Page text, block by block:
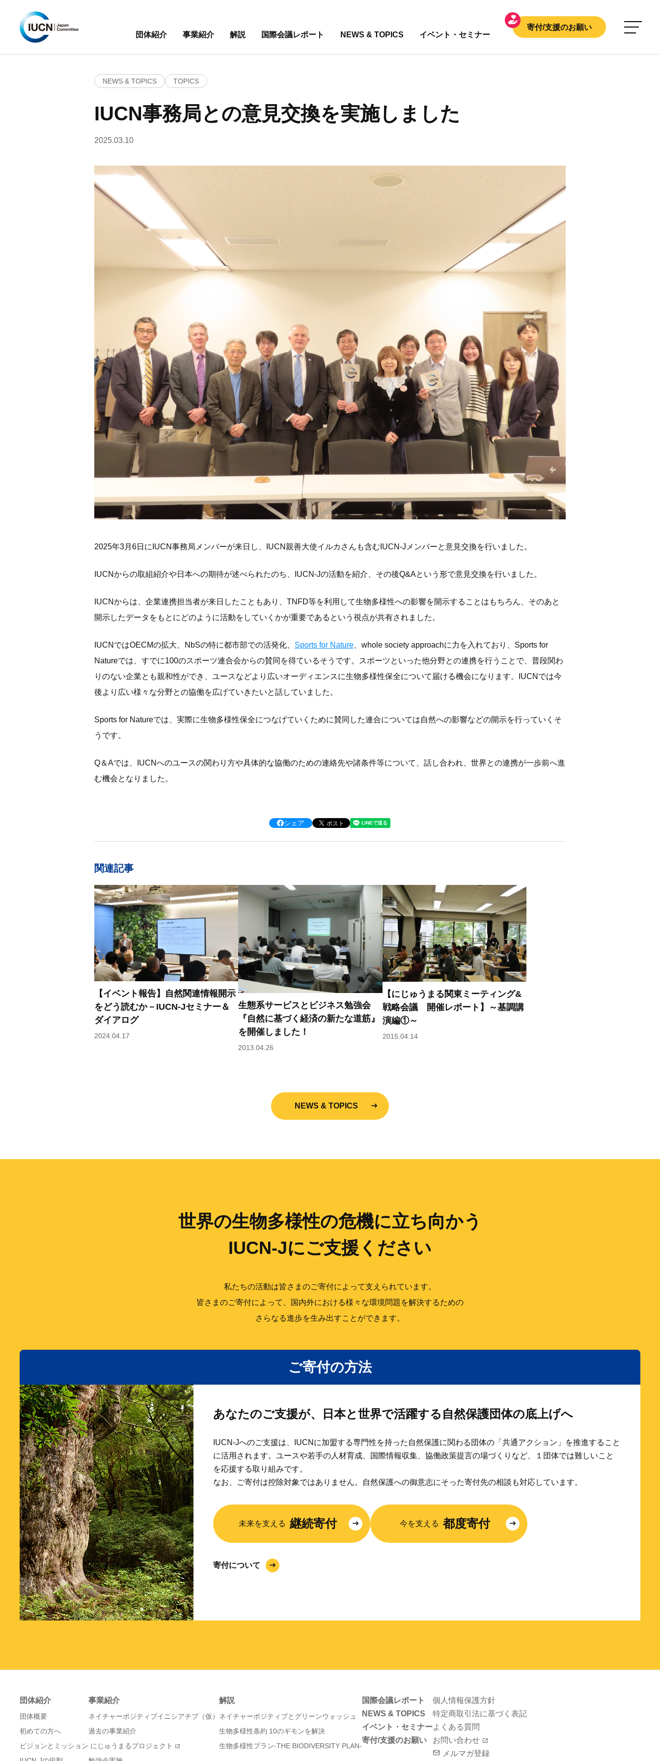
寄付/支援のお願い
団体紹介
事業紹介 解説 国際会議レポート NEWS & TOPICS イベント・セミナー
NEWS & TOPICS TOPICS
IUCN事務局との意見交換を実施しました
2025.03.10
2025年3月6日にIUCN事務局メンバーが来日し、IUCN親善大使イルカさんも含むIUCN-Jメンバーと意見交換を行いました。
IUCNからの取組紹介や日本への期待が述べられたのち、IUCN-Jの活動を紹介、その後Q&Aという形で意見交換を行いました。
IUCNからは、企業連携担当者が来日したこともあり、 TNFD等を利用して生物多様性への影響を開示することはもちろん、そのあと
開示したデータをもとにどのように活動をしていくかが重要であるという視点が共有されました。
IUCNではOECMの拡大、NbSの特に都市部での活発化、 Sports for Nature 、whole society approachに力を入れており、 Sports for
Natureでは、すでに100のスポーツ連合会からの賛同を得ているそうです。スポーツといった他分野との連携を行うことで、普段関わ
りのない企業とも親和性ができ、 ユースなどより広いオーディエンスに生物多様性保全について届ける機会になります。IUCNでは今
後より広い様々な分野との協働を広げていきたいと話していました。
Sports for Natureでは、実際に生物多様性保全につなげていくために賛同した連合については自然への影響などの開示を行っていくそ
うです。
Q＆Aでは、IUCNへのユースの関わり方や具体的な協働のための連絡先や諸条件等について、話し合われ、世界との連携が一歩前へ進
む機会となりました。
シェア
関連記事
【イベント報告】自然関連情報開示
をどう読むか－IUCN-Jセミナー＆
ダイアログ
2024.04.17
生態系サービスとビジネス勉強会
『自然に基づく経済の新たな道筋』
を開催しました！
2013.04.26
【にじゅうまる関東ミーティング&
戦略会議 開催レポート】～基調講
演編①～
2015.04.14
NEWS & TOPICS
世界の生物多様性の危機に立ち向かう
IUCN-Jにご支援ください
私たちの活動は皆さまのご寄付によって支えられています。
皆さまのご寄付によって、国内外における様々な環境問題を解決するための
さらなる進歩を生み出すことができます。
ご寄付の方法
あなたのご支援が、日本と世界で活躍する自然保護団体の底上げへ
IUCN-Jへのご支援は、IUCNに加盟する専門性を持った自然保護に関わる団体の「共通アクション」を推進すること
に活用されます。ユースや若手の人材育成、国際情報収集、協働政策提言の場づくりなど、１団体では難しいこと
を応援する取り組みです。
なお、ご寄付は控除対象ではありません。自然保護への御意志にそった寄付先の相談も対応しています。
未来を支える 継続寄付 今を支える 都度寄付
寄付について
団体紹介
団体概要
初めての方へ
ビジョンとミッション
事業紹介
ネイチャーポジティブイニシアチブ（仮）
過去の事業紹介
にじゅうまるプロジェクト
解説
ネイチャーポジティブとグリーンウォッシュ
生物多様性条約 10のギモンを解決
生物多様性プラン-THE BIODIVERSITY PLAN-
国際会議レポート
NEWS & TOPICS
イベント・セミナー
寄付/支援のお願い
個人情報保護方針
特定商取引法に基づく表記
よくある質問
お問い合わせ
メルマガ登録